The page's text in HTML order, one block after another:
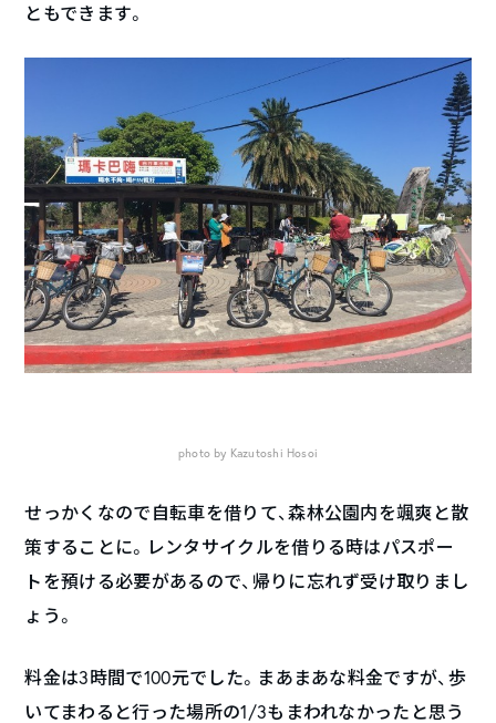
ともできます。
photo by Kazutoshi Hosoi
せっかくなので自転車を借りて、森林公園内を颯爽と散
策することに。レンタサイクルを借りる時はパスポー
トを預ける必要があるので、帰りに忘れず受け取りまし
ょう。
料金は3時間で100元でした。まあまあな料金ですが、歩
いてまわると行った場所の1/3もまわれなかったと思う